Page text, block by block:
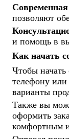
Современная
позволяют
и помощь в
Как начать
Чтобы начать
телефону
варианты
Также вы
оформить
комфортным